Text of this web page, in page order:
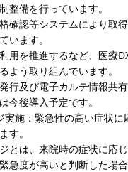
整備を行っています。
確認等システムにより取
います。
用を推進するなど、医療
よう取り組んでいます。
行及び電子カルテ情報共
今後導入予定です。
実施：緊急性の高い症状に
す。
とは、来院時の症状に応
急度が高いと判断した場